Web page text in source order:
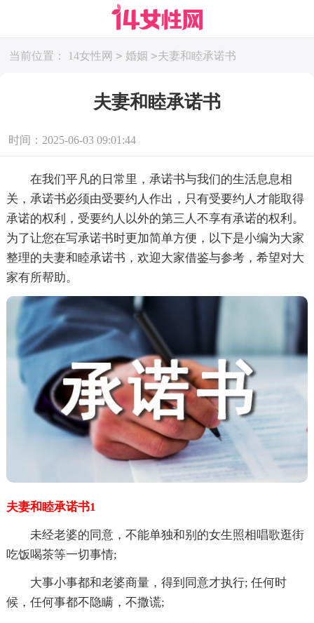
当前位置： 14女性网 > 婚姻 >夫妻和睦承诺书
夫妻和睦承诺书
时间：2025-06-03 09:01:44
在我们平凡的日常里，承诺书与我们的生活息息相
关，承诺书必须由受要约人作出，只有受要约人才能取得
承诺的权利，受要约人以外的第三人不享有承诺的权利。
为了让您在写承诺书时更加简单方便，以下是小编为大家
整理的夫妻和睦承诺书，欢迎大家借鉴与参考，希望对大
家有所帮助。
夫妻和睦承诺书1
未经老婆的同意，不能单独和别的女生照相唱歌逛街
吃饭喝茶等一切事情;
大事小事都和老婆商量，得到同意才执行; 任何时
候，任何事都不隐瞒，不撒谎;